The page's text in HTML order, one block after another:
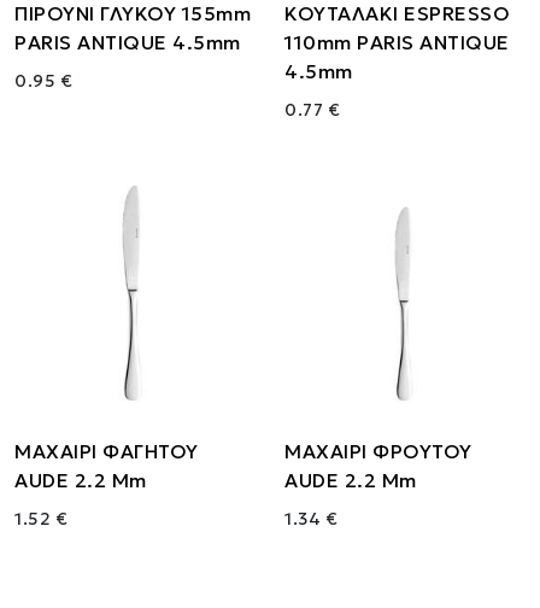
ΠΙΡΟΥΝΙ ΓΛΥΚΟΥ 155mm
PARIS ANTIQUE 4.5mm
0.95 €
ΚΟΥΤΑΛΑΚΙ ESPRESSO
110mm PARIS ANTIQUE
4.5mm
0.77 €
ΜΑΧΑΙΡΙ ΦΑΓΗΤΟΥ
AUDE 2.2 Mm
1.52 €
ΜΑΧΑΙΡΙ ΦΡΟΥΤΟΥ
AUDE 2.2 Mm
1.34 €